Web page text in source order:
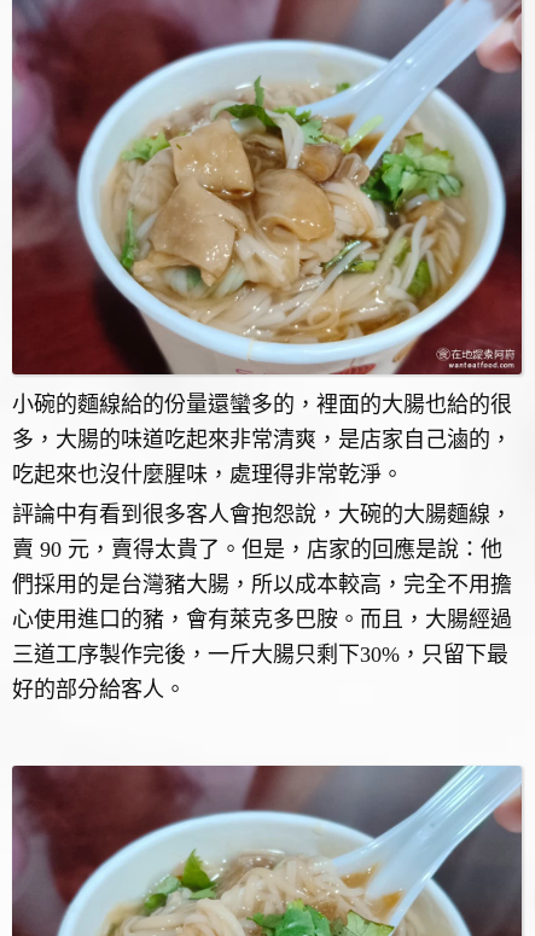
小碗的麵線給的份量還蠻多的，裡面的大腸也給的很
多，大腸的味道吃起來非常清爽，是店家自己滷的，
吃起來也沒什麼腥味，處理得非常乾淨。
評論中有看到很多客人會抱怨說，大碗的大腸麵線，
賣 90 元，賣得太貴了。但是，店家的回應是說：他
們採用的是台灣豬大腸，所以成本較高，完全不用擔
心使用進口的豬，會有萊克多巴胺。而且，大腸經過
三道工序製作完後，一斤大腸只剩下30%，只留下最
好的部分給客人。